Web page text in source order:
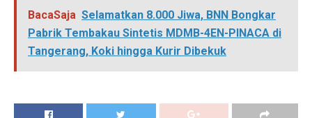
BacaSaja Selamatkan 8.000 Jiwa, BNN Bongkar
Pabrik Tembakau Sintetis MDMB-4EN-PINACA di
Tangerang, Koki hingga Kurir Dibekuk